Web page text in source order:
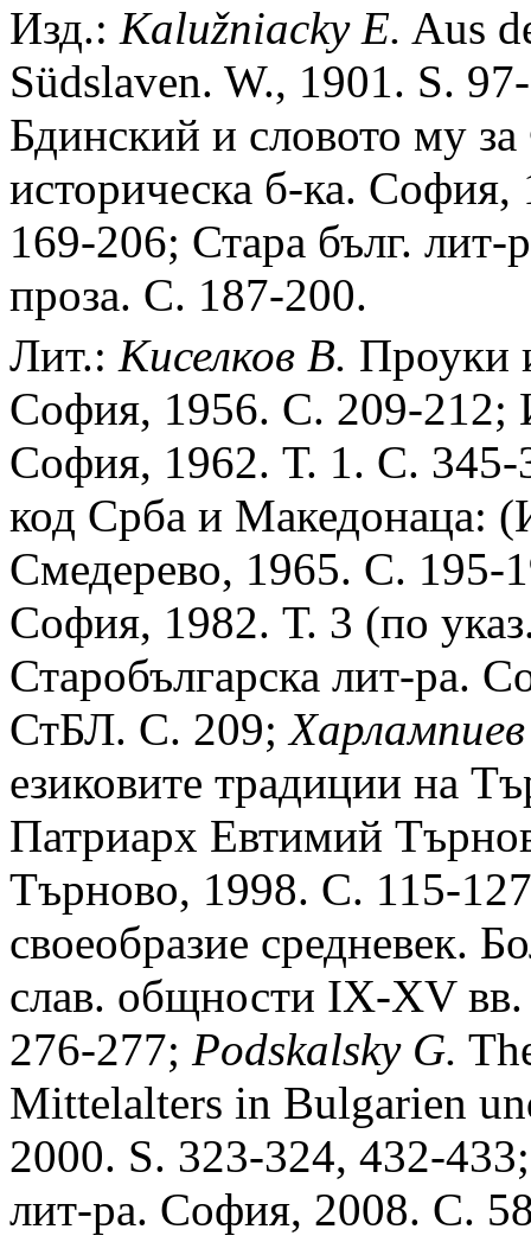
Изд.: Kalužniacky E. Aus
Südslaven. W., 1901. S.
Бдинский и словото му
историческа б-ка.
169-206; Стара бълг.
проза. С. 187-200.
Лит.: Киселков В. Проуки
София, 1956. С. 209-212;
София, 1962. Т. 1. С.
код Срба и Македонаца:
Смедерево, 1965. С. 195-
София, 1982. Т. 3 (по
Старобългарска лит-ра.
СтБЛ. С. 209;
езиковите традиции на
Патриарх Евтимий
Търново, 1998. С. 115-
своеобразие средневек.
слав. общности IX-XV
276-277; Podskalsky G.
Mittelalters in Bulgarien
2000. S. 323-324, 432-
лит-ра. София, 2008. С.